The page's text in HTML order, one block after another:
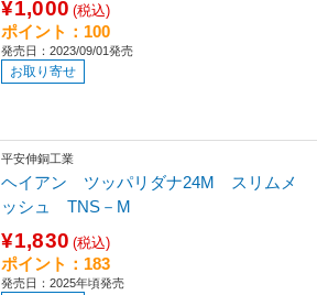
¥1,000 (税込)
ポイント：100
発売日：2023/09/01発売
お取り寄せ
平安伸銅工業
ヘイアン ツッパリダナ24M スリムメ
ッシュ TNS－M
¥1,830 (税込)
ポイント：183
発売日：2025年頃発売